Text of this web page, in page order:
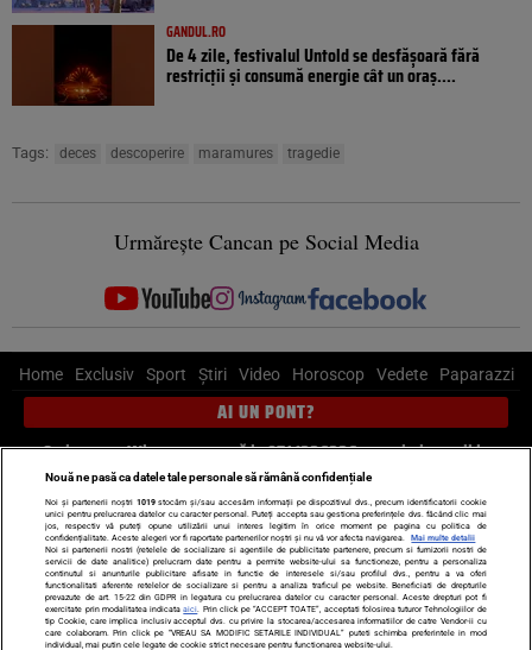
GANDUL.RO
De 4 zile, festivalul Untold se desfășoară fără
restricții și consumă energie cât un oraș....
Tags: deces descoperire maramures tragedie
Urmărește Cancan pe Social Media
Home Exclusiv Sport Știri Video Horoscop Vedete Paparazzi
AI UN PONT?
Scrie-ne pe Whatsapp, sună la 0741226226 sau trimite mail la
pont@cancan.ro
Știri interne Știri externe
Politică
Ultimele stiri
Diete Insula Iubirii Dictionar de vise
LIFE STYLE
Horoscop
Echipa editorială
Termeni si condiții Politica de confidențialitate
Nouă ne pasă ca datele tale personale să rămână confidențiale
Noi și partenerii noștri 1019stocăm și/sau accesăm informații pe dispozitivul dvs., precum identificatorii cookie
unici pentru prelucrarea datelor cu caracter personal. Puteți accepta sau gestiona preferințele dvs. făcând clic mai
jos, respectiv vă puteți opune utilizării unui interes legitim în orice moment pe pagina cu politica de
confidențialitate. Aceste alegeri vor fi raportate partenerilor noștri și nu vă vor afecta navigarea.
Mai multe detalii
Noi si partenerii nostri (retelele de socializare si agentiile de publicitate partenere, precum si furnizorii nostri de
servicii de date analitice) prelucram date pentru a permite website-ului sa functioneze, pentru a personaliza
continutul si anunturile publicitare afisate in functie de interesele si/sau profilul dvs., pentru a va oferi
functionalitati aferente retelelor de socializare si pentru a analiza traficul pe website. Beneficiati de drepturile
prevazute de art. 15-22 din GDPR in legatura cu prelucrarea datelor cu caracter personal. Aceste drepturi pot fi
exercitate prin modalitatea indicataaici . Prin click pe “ACCEPT TOATE”, acceptati folosirea tuturor Tehnologiilor de
tip Cookie, care implica inclusiv acceptul dvs. cu privire la stocarea/accesarea informatiilor de catre Vendor-ii cu
care colaboram. Prin click pe “VREAU SA MODIFIC SETARILE INDIVIDUAL” puteti schimba preferintele in mod
individual, mai putin cele legate de cookie strict necesare pentru functionarea website-ului.